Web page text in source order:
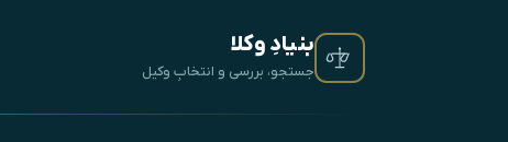
بنیادِ وکلا
جستجو، بررسی و انتخابِ وکیل